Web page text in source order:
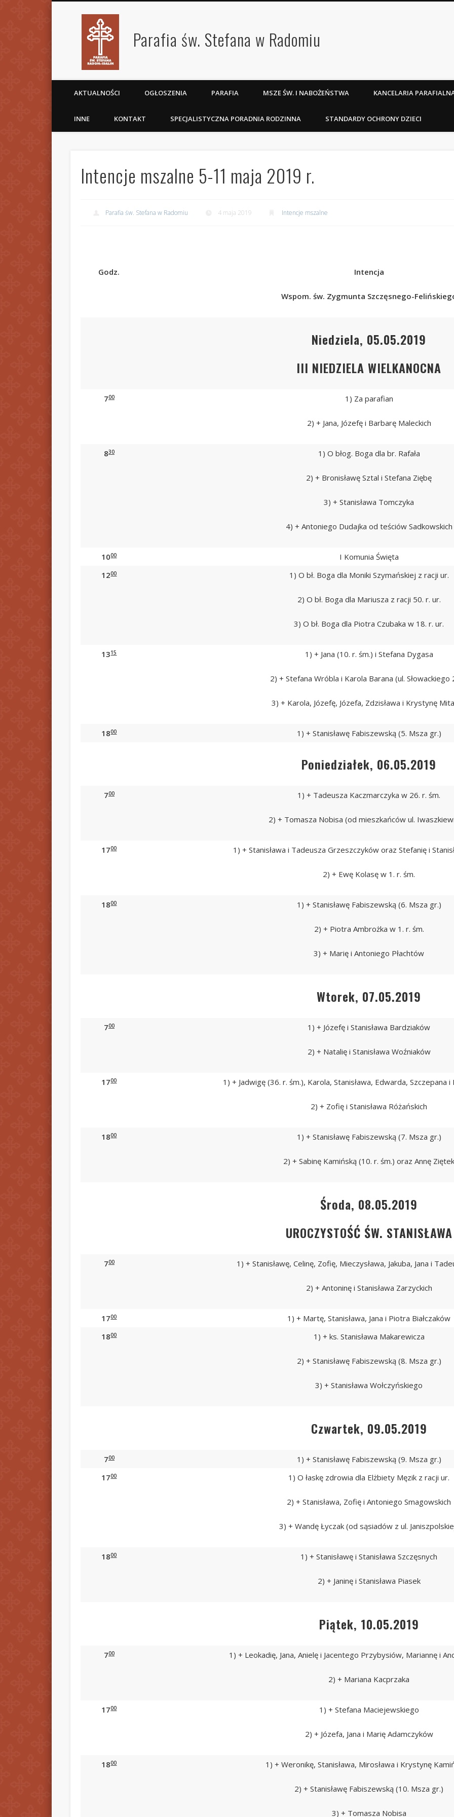
Parafia św. Stefana w Radomiu
AKTUALNOŚCI OGŁOSZENIA PARAFIA MSZE ŚW. I NABOŻEŃSTWA KANCELARIA
INNE KONTAKT SPECJALISTYCZNA PORADNIA RODZINNA STANDARDY OCHRONY DZIECI
Intencje mszalne 5-11 maja 2019 r.
Parafia św. Stefana w Radomiu 4 maja 2019 Intencje mszalne
Godz. Intencja
Wspom. św. Zygmunta Szczęsnego-
Niedziela, 05.05.2019
III NIEDZIELA WIELKANOCNA
700 1) Za parafian
2) + Jana, Józefę i Barbarę Maleckich
830 1) O błog. Boga dla br. Rafała
2) + Bronisławę Sztal i Stefana Ziębę
3) + Stanisława Tomczyka
4) + Antoniego Dudajka od teściów Sadkowskich
1000
I Komunia Święta
1200 1) O bł. Boga dla Moniki Szymańskiej z racji ur.
2) O bł. Boga dla Mariusza z racji 50. r. ur.
3) O bł. Boga dla Piotra Czubaka w 18. r. ur.
1315 1) + Jana (10. r. śm.) i Stefana Dygasa
2) + Stefana Wróbla i Karola Barana (ul. Słowackiego
3) + Karola, Józefę, Józefa, Zdzisława i Krystynę
1800 1) + Stanisławę Fabiszewską (5. Msza gr.)
Poniedziałek, 06.05.2019
700 1) + Tadeusza Kaczmarczyka w 26. r. śm.
2) + Tomasza Nobisa (od mieszkańców ul.
1700 1) + Stanisława i Tadeusza Grzeszczyków oraz Stefanię i
2) + Ewę Kolasę w 1. r. śm.
1800 1) + Stanisławę Fabiszewską (6. Msza gr.)
2) + Piotra Ambrożka w 1. r. śm.
3) + Marię i Antoniego Płachtów
Wtorek, 07.05.2019
700 1) + Józefę i Stanisława Bardziaków
2) + Natalię i Stanisława Woźniaków
1700 1) + Jadwigę (36. r. śm.), Karola, Stanisława, Edwarda, Szczepana
2) + Zofię i Stanisława Różańskich
1800 1) + Stanisławę Fabiszewską (7. Msza gr.)
2) + Sabinę Kamińską (10. r. śm.) oraz Annę
Środa, 08.05.2019
UROCZYSTOŚĆ ŚW. STANISŁAWA
700 1) + Stanisławę, Celinę, Zofię, Mieczysława, Jakuba, Jana i
2) + Antoninę i Stanisława Zarzyckich
1700
1) + Martę, Stanisława, Jana i Piotra Białczaków
1800 1) + ks. Stanisława Makarewicza
2) + Stanisławę Fabiszewską (8. Msza gr.)
3) + Stanisława Wołczyńskiego
Czwartek, 09.05.2019
700
1) + Stanisławę Fabiszewską (9. Msza gr.)
1700 1) O łaskę zdrowia dla Elżbiety Męzik z racji ur.
2) + Stanisława, Zofię i Antoniego Smagowskich
3) + Wandę Łyczak (od sąsiadów z ul.
1800 1) + Stanisławę i Stanisława Szczęsnych
2) + Janinę i Stanisława Piasek
Piątek, 10.05.2019
700 1) + Leokadię, Jana, Anielę i Jacentego Przybysiów, Mariannę i
2) + Mariana Kacprzaka
1700 1) + Stefana Maciejewskiego
2) + Józefa, Jana i Marię Adamczyków
1800 1) + Weronikę, Stanisława, Mirosława i Krystynę
2) + Stanisławę Fabiszewską (10. Msza gr.)
3) + Tomasza Nobisa